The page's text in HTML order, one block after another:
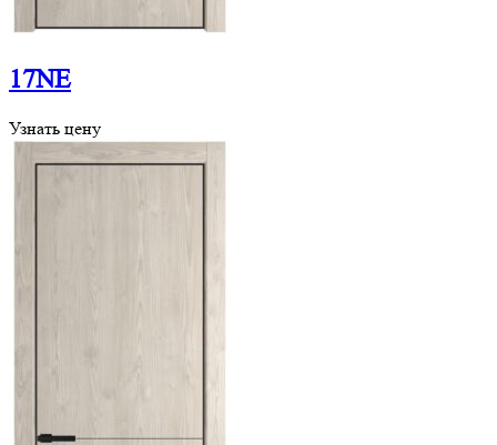
17NE
Узнать цену